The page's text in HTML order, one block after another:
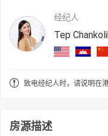
经纪人
Tep
致电经纪人时，请说明在
房源描述